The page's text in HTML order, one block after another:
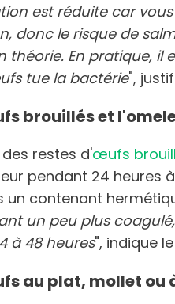
est réduite car
donc le risque de
théorie. En pratique, il
tue la bactérie",
brouillés et
restes d'œufs
pendant 24 heures
un contenant
un peu plus
à 48 heures", indique
au plat, mollet ou